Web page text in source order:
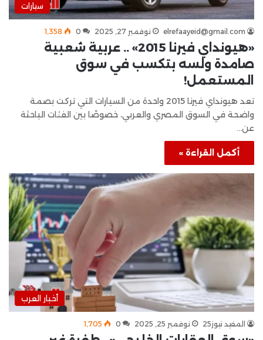
سيارات
elrefaayeid@gmail.com نوفمبر 27, 2025 0 1٬358
«هيونداي فيرنا 2015» .. عربية شعبية
صامدة ولسه بتكسب في سوق
المستعمل!
تعد هيونداي فيرنا 2015 واحدة من السيارات التي تركت بصمة
واضحة في السوق المصري والعربي، خصوصًا بين الفئات الباحثة
عن…
أكمل القراءة »
أخبار العرب
المفيد نيوز25 نوفمبر 25, 2025 0 1٬705